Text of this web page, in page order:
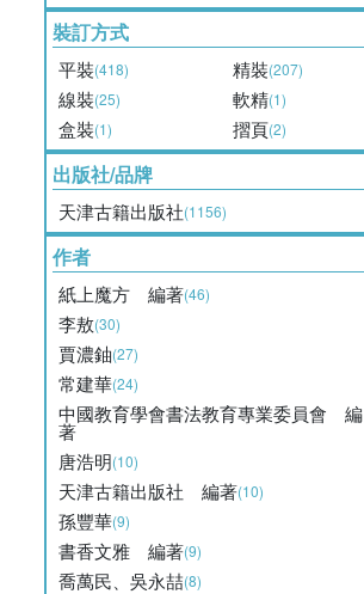
裝訂方式
平裝(418) 精裝(207)
線裝(25) 軟精(1)
盒裝(1) 摺頁(2)
出版社/品牌
天津古籍出版社(1156)
作者
紙上魔方 編著(46)
李敖(30)
賈濃鈾(27)
常建華(24)
中國教育學會書法教育專業委員會 編
著
唐浩明(10)
天津古籍出版社 編著(10)
孫豐華(9)
書香文雅 編著(9)
喬萬民、吳永喆(8)